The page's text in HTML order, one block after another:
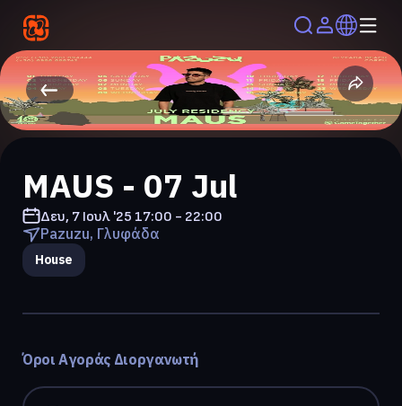
MAUS - 07 Jul
Δευ, 7 Ιουλ '25 17:00 - 22:00
Pazuzu, Γλυφάδα
House
Όροι Αγοράς Διοργανωτή